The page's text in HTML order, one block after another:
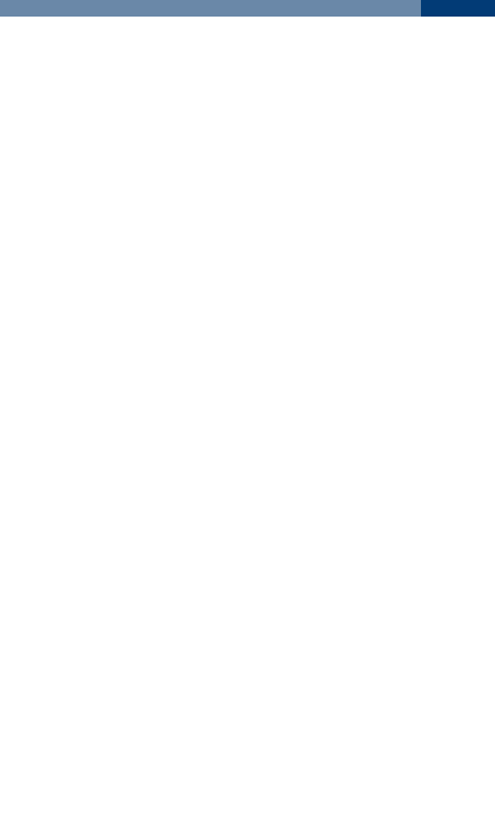
Stroomaansluiting bouwprojecten